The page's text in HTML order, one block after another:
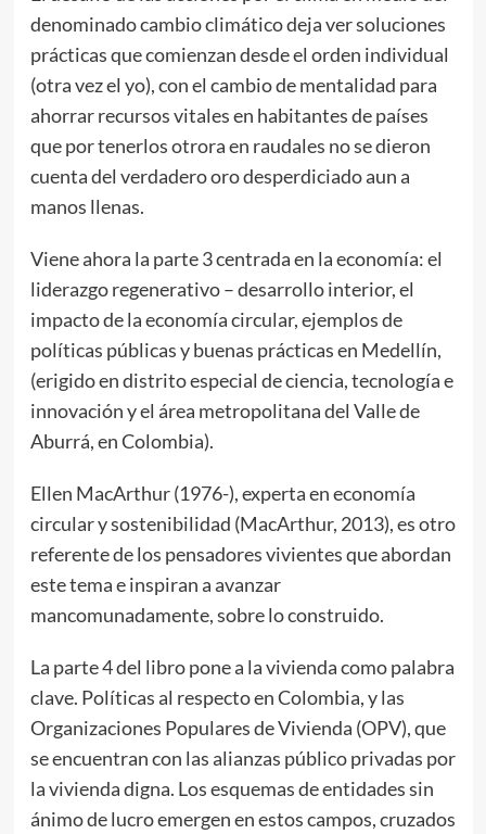
denominado cambio climático deja ver soluciones
prácticas que comienzan desde el orden individual
(otra vez el yo), con el cambio de mentalidad para
ahorrar recursos vitales en habitantes de países
que por tenerlos otrora en raudales no se dieron
cuenta del verdadero oro desperdiciado aun a
manos llenas.
Viene ahora la parte 3 centrada en la economía: el
liderazgo regenerativo – desarrollo interior, el
impacto de la economía circular, ejemplos de
políticas públicas y buenas prácticas en Medellín,
(erigido en distrito especial de ciencia, tecnología e
innovación y el área metropolitana del Valle de
Aburrá, en Colombia).
Ellen MacArthur (1976-), experta en economía
circular y sostenibilidad (MacArthur, 2013), es otro
referente de los pensadores vivientes que abordan
este tema e inspiran a avanzar
mancomunadamente, sobre lo construido.
La parte 4 del libro pone a la vivienda como palabra
clave. Políticas al respecto en Colombia, y las
Organizaciones Populares de Vivienda (OPV), que
se encuentran con las alianzas público privadas por
la vivienda digna. Los esquemas de entidades sin
ánimo de lucro emergen en estos campos, cruzados